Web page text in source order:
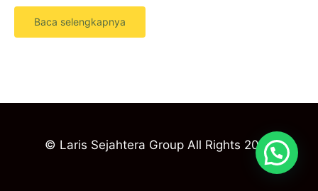
Baca selengkapnya
© Laris Sejahtera Group All Rights 2023